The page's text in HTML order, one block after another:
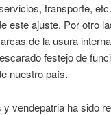
transporte,
este ajuste. Por otro
de la usura
festejo de
nuestro país.
vendepatria ha sido